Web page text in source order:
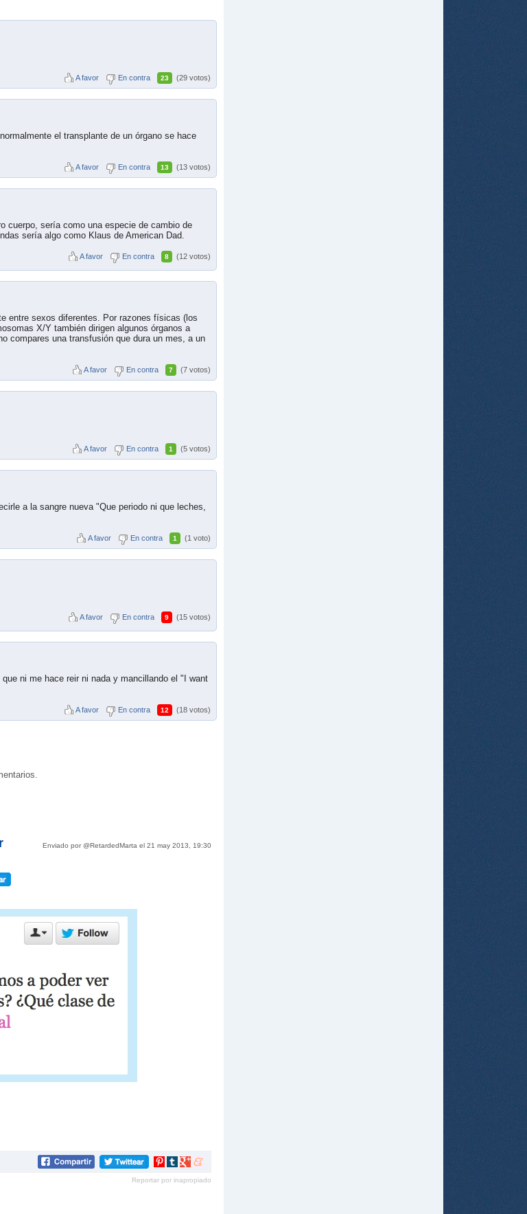
A favor En contra 23 (29 votos)
el transplante de un órgano se hace
A favor En contra 13 (13 votos)
cuerpo, sería como una especie de cambio de
sería algo como Klaus de American Dad.
A favor En contra 8 (12 votos)
entre sexos diferentes. Por razones físicas (los
X/Y también dirigen algunos órganos a
compares una transfusión que dura un mes, a un
A favor En contra 7 (7 votos)
A favor En contra 1 (5 votos)
a la sangre nueva "Que periodo ni que leches,
A favor En contra 1 (1 voto)
A favor En contra 9 (15 votos)
ni me hace reir ni nada y mancillando el "I want
A favor En contra 12 (18 votos)
Enviado por @RetardedMarta el 21 may 2013, 19:30
Compartir
Pinterest
Compartir
tumblr
Compartir
Google+
Compartir
meneame
Reportar por inapropiado